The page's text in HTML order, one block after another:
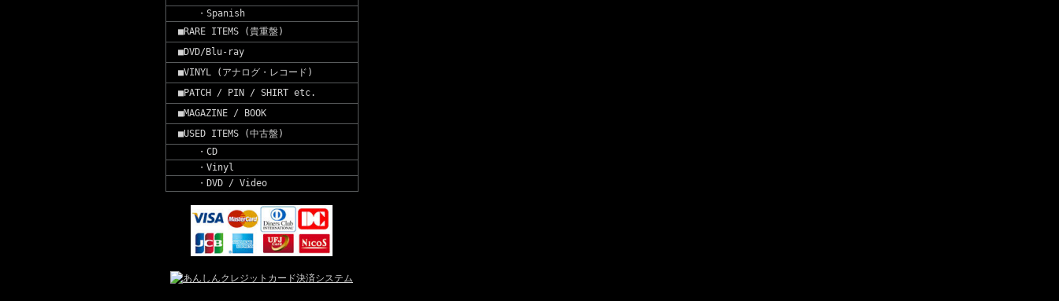
・Spanish
■RARE ITEMS (貴重盤)
■DVD/Blu-ray
■VINYL (アナログ・レコード)
■PATCH / PIN / SHIRT etc.
■MAGAZINE / BOOK
■USED ITEMS (中古盤)
・CD
・Vinyl
・DVD / Video